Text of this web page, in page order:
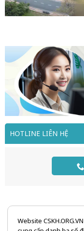
HOTLINE LIÊN HỆ
Website